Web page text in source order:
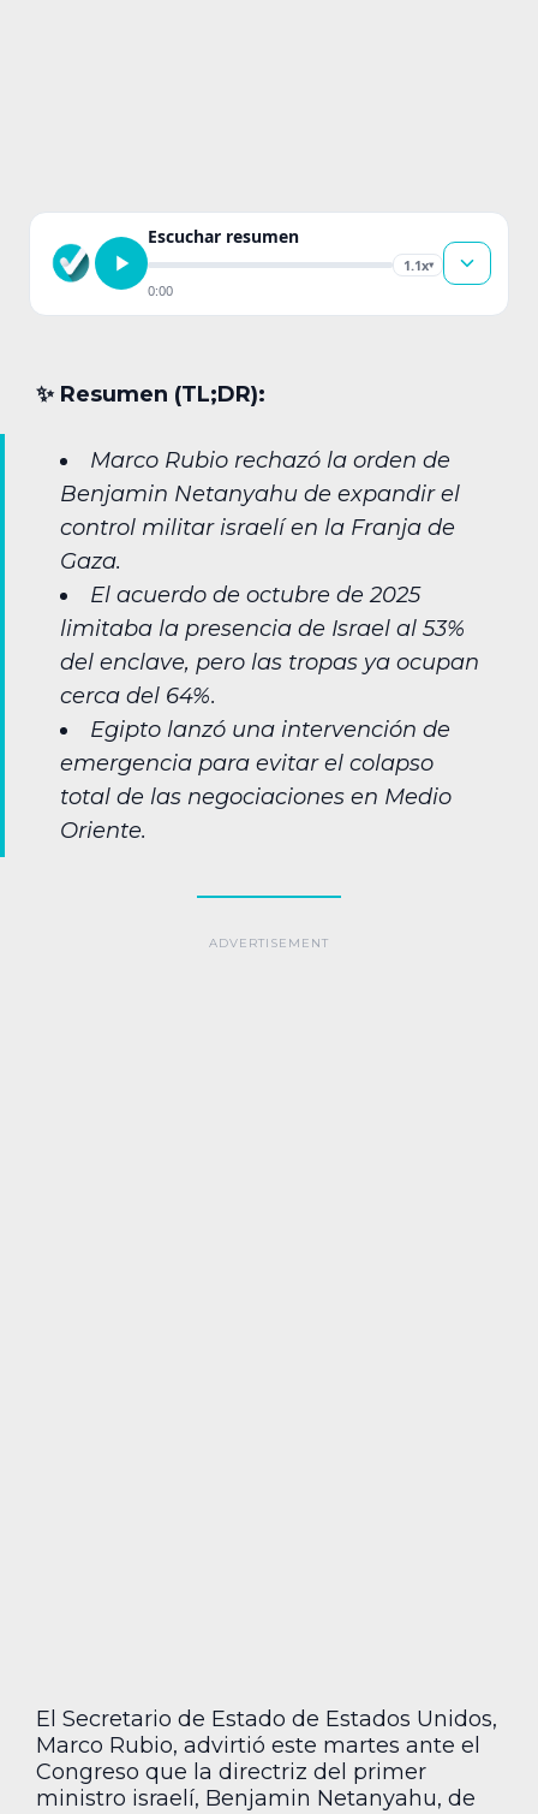
Escuchar resumen
1.1x▾
0:00
✨︎ Resumen (TL;DR):
Marco Rubio rechazó la orden de
Benjamin Netanyahu de expandir el
control militar israelí en la Franja de
Gaza.
El acuerdo de octubre de 2025
limitaba la presencia de Israel al 53%
del enclave, pero las tropas ya ocupan
cerca del 64%.
Egipto lanzó una intervención de
emergencia para evitar el colapso
total de las negociaciones en Medio
Oriente.
El Secretario de Estado de Estados Unidos,
Marco Rubio, advirtió este martes ante el
Congreso que la directriz del primer
ministro israelí, Benjamin Netanyahu, de